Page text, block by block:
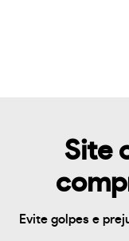
Site
Evite golpes e